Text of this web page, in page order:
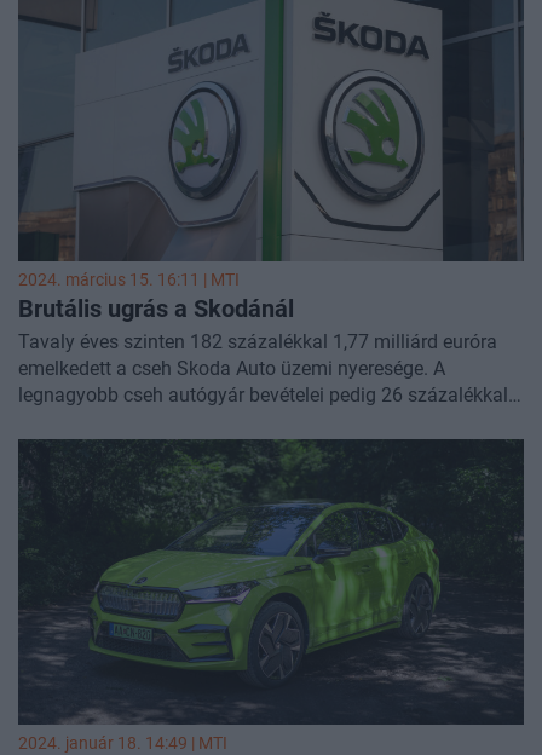
2024. március 15. 16:11 | MTI
Brutális ugrás a Skodánál
Tavaly éves szinten 182 százalékkal 1,77 milliárd euróra
emelkedett a cseh Skoda Auto üzemi nyeresége. A
legnagyobb cseh autógyár bevételei pedig 26 százalékkal
pénteki közleményében.
2024. január 18. 14:49 | MTI